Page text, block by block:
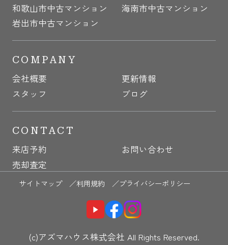
和歌山市中古マンション
海南市中古マンション
岩出市中古マンション
COMPANY
会社概要
更新情報
スタッフ
ブログ
CONTACT
来店予約
お問い合わせ
売却査定
サイトマップ ／利用規約 ／プライバシーポリシー
(c)アズマハウス株式会社 All Rights Reserved.